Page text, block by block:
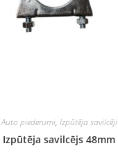
Auto piederumi, Izpūtēja savilcēji
Izpūtēja savilcējs 48mm